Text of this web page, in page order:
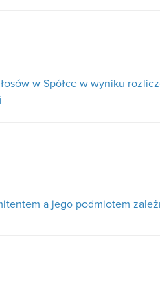
w Spółce w wyniku
a jego podmiotem